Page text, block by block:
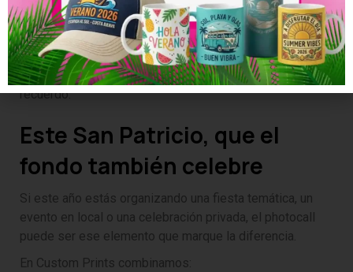
Así tu fiesta deja de ser una simple celebración para
convertirse en un evento
Un photocall personalizado para Fiesta de San Patricio
no es solo decoración. Es experiencia, visibilidad y
recuerdo.
Este San Patricio, que el
fondo también celebre
Si este año estás organizando una fiesta temática, un
evento en local o una celebración privada, el photocall
puede ser ese elemento que marque la diferencia.
En Custom Prints combinamos: